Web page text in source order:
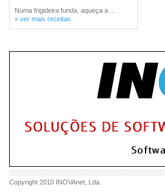
Numa frigideira funda, aqueça a ...
» ver mais receitas
Copyright 2010 INOVAnet , Lda.